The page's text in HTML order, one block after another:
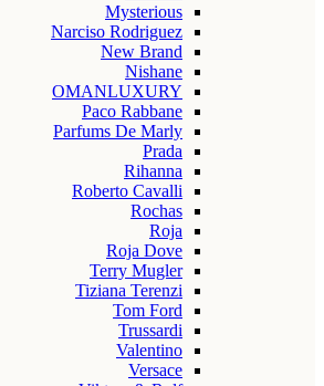
Mysterious
Narciso Rodriguez
New Brand
Nishane
OMANLUXURY
Paco Rabbane
Parfums De Marly
Prada
Rihanna
Roberto Cavalli
Rochas
Roja
Roja Dove
Terry Mugler
Tiziana Terenzi
Tom Ford
Trussardi
Valentino
Versace